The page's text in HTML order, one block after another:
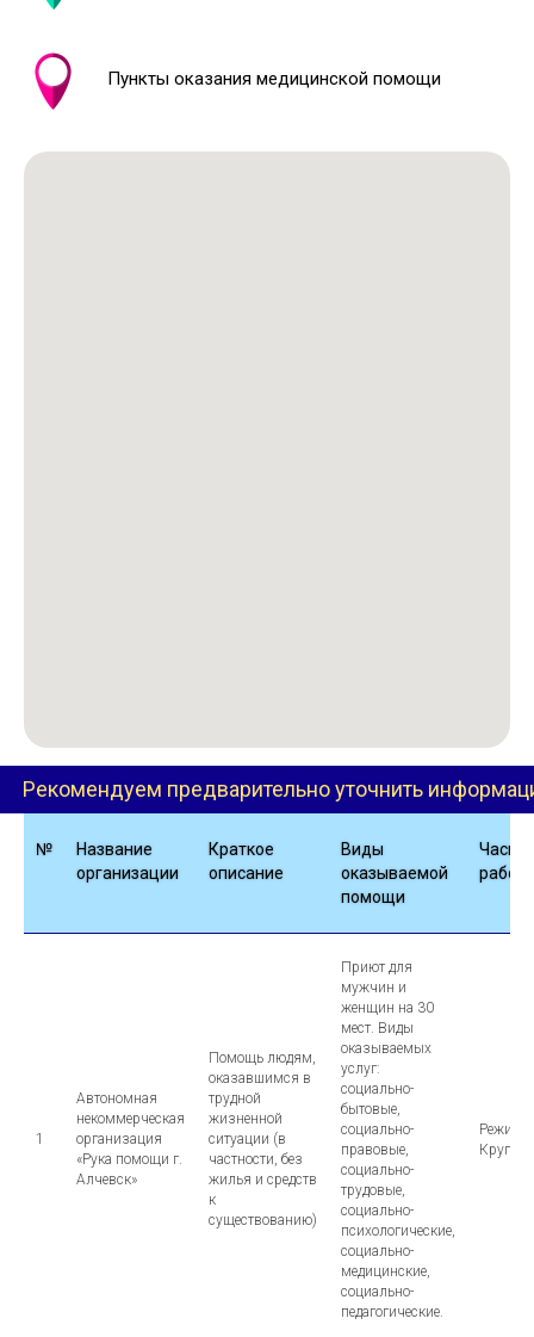
Пункты оказания медицинской помощи
предварительно уточнить информацию
№
Название
организации
Краткое
описание
Виды
оказываемой
помощи
Часы
1
Автономная
некоммерческая
организация
«Рука помощи г.
Алчевск»
Помощь людям,
оказавшимся в
трудной
жизненной
ситуации (в
частности, без
жилья и средств
к
существованию)
Приют для
мужчин и
женщин на 30
мест. Виды
оказываемых
услуг:
социально-
бытовые,
социально-
правовые,
социально-
трудовые,
социально-
психологические,
социально-
медицинские,
социально-
педагогические.
Режим